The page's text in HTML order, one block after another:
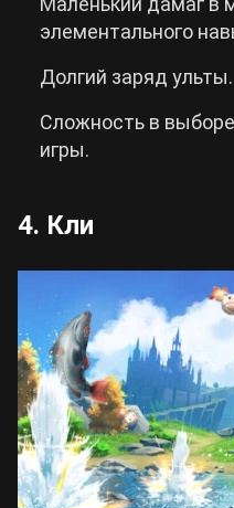
элементального
Долгий заряд ульты.
Сложность в
игры.
4. Кли